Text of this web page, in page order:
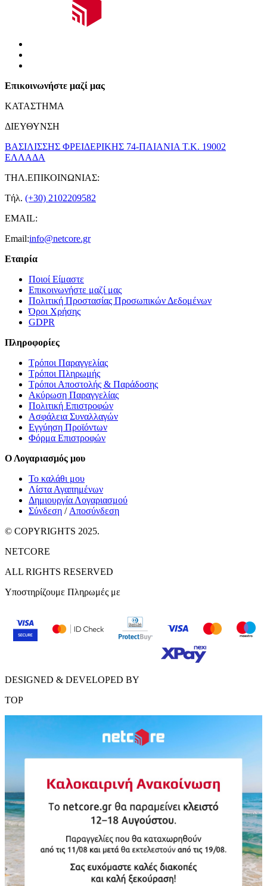
Επικοινωνήστε μαζί μας
ΚΑΤΑΣΤΗΜΑ
ΔΙΕΥΘΥΝΣΗ
ΒΑΣΙΛΙΣΣΗΣ ΦΡΕΙΔΕΡΙΚΗΣ 74-ΠΑΙΑΝΙΑ Τ.Κ. 19002
ΕΛΛΑΔΑ
ΤΗΛ.ΕΠΙΚΟΙΝΩΝΙΑΣ:
Τήλ. (+30) 2102209582
EMAIL:
Email:info@netcore.gr
Εταιρία
Ποιοί Είμαστε
Επικοινωνήστε μαζί μας
Πολιτική Προστασίας Προσωπικών Δεδομένων
Όροι Χρήσης
GDPR
Πληροφορίες
Τρόποι Παραγγελίας
Τρόποι Πληρωμής
Τρόποι Αποστολής & Παράδοσης
Ακύρωση Παραγγελίας
Πολιτική Επιστροφών
Ασφάλεια Συναλλαγών
Εγγύηση Προϊόντων
Φόρμα Επιστροφών
Ο Λογαριασμός μου
Το καλάθι μου
Λίστα Αγαπημένων
Δημιουργία Λογαριασμού
Σύνδεση / Αποσύνδεση
© COPYRIGHTS 2025.
NETCORE
ALL RIGHTS RESERVED
Υποστηρίζουμε Πληρωμές με
DESIGNED & DEVELOPED BY
TOP